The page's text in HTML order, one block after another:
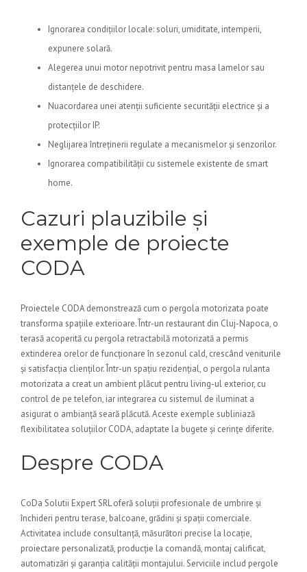
Ignorarea condițiilor locale: soluri, umiditate, intemperii,
expunere solară.
Alegerea unui motor nepotrivit pentru masa lamelor sau
distanțele de deschidere.
Nuacordarea unei atenții suficiente securității electrice și a
protecțiilor IP.
Neglijarea întreținerii regulate a mecanismelor și senzorilor.
Ignorarea compatibilității cu sistemele existente de smart
home.
Cazuri plauzibile și
exemple de proiecte
CODA
Proiectele CODA demonstrează cum o pergola motorizata poate
transforma spațiile exterioare. Într-un restaurant din Cluj-Napoca, o
terasă acoperită cu pergola retractabilă motorizată a permis
extinderea orelor de funcționare în sezonul cald, crescând veniturile
și satisfacția clienților. Într-un spațiu rezidențial, o pergola rulanta
motorizata a creat un ambient plăcut pentru living-ul exterior, cu
control de pe telefon, iar integrarea cu sistemul de iluminat a
asigurat o ambianță seară plăcută. Aceste exemple subliniază
flexibilitatea soluțiilor CODA, adaptate la bugete și cerințe diferite.
Despre CODA
CoDa Solutii Expert SRL oferă soluții profesionale de umbrire și
închideri pentru terase, balcoane, grădini și spații comerciale.
Activitatea include consultanță, măsurători precise la locație,
proiectare personalizată, producție la comandă, montaj calificat,
automatizări și garanția calității montajului. Serviciile includ pergole